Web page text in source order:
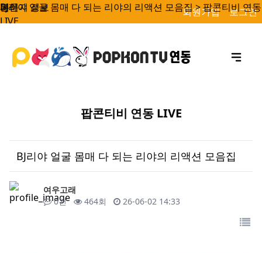
BJ리야 얼굴 몸매 다 되는 리야의 리액션 모음집 > 팝콘티비 연동
LIVE
회원가입 로그인
팝콘티비 연동 LIVE
BJ리야 얼굴 몸매 다 되는 리야의 리액션 모음집
페이지 정보
작성자
여우고래
댓글0건 조회464회 작성일
26-06-02 14:33
본문